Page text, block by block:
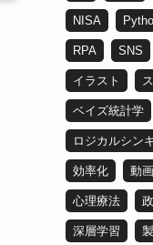
NISA
RPA SNS
イラスト
ベイズ統計学
ロジカルシン
効率化 動
心理療法
深層学習